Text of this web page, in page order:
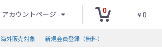
アカウントページ 0
￥0
海外販売対象 新規会員登録（無料）